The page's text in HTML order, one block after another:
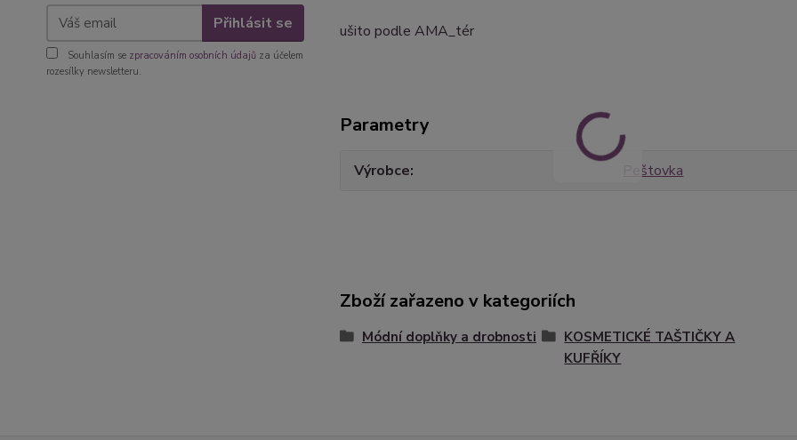
Přihlásit se
Souhlasím se zpracováním osobních údajů za účelem
rozesílky newsletteru.
ušito podle AMA_tér
Parametry
Výrobce Peštovka
Zboží zařazeno v kategoriích
Módní doplňky a drobnosti
KOSMETICKÉ TAŠTIČKY A
KUFŘÍKY